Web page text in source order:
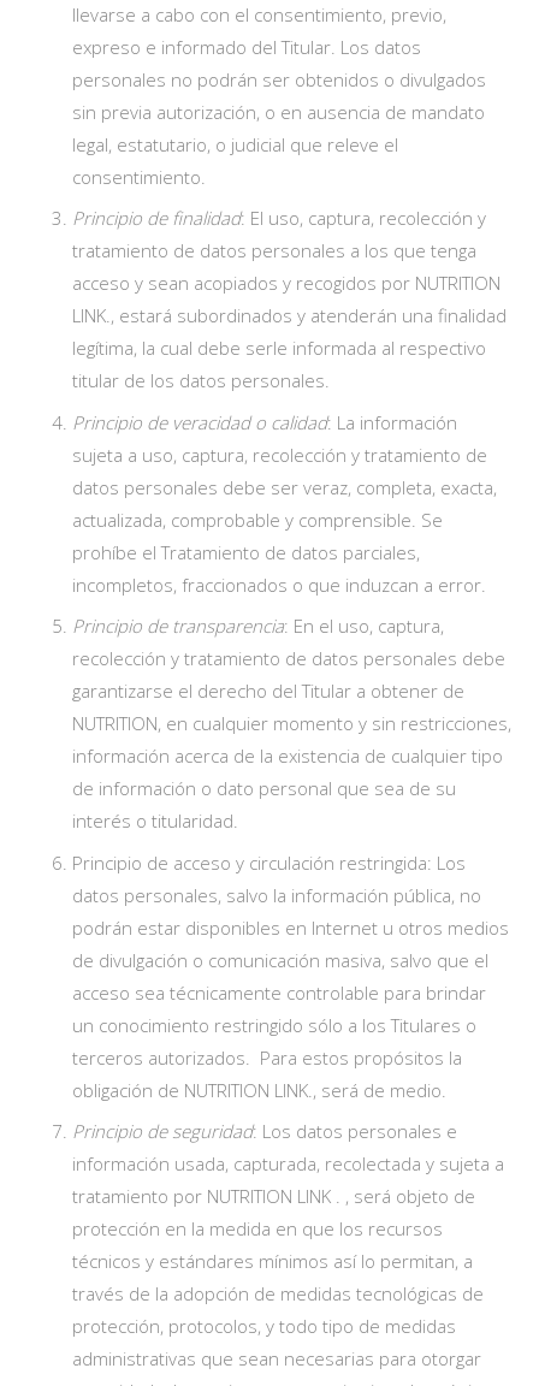
llevarse a cabo con el consentimiento, previo,
expreso e informado del Titular. Los datos
personales no podrán ser obtenidos o divulgados
sin previa autorización, o en ausencia de mandato
legal, estatutario, o judicial que releve el
consentimiento.
Principio de finalidad: El uso, captura, recolección y
tratamiento de datos personales a los que tenga
acceso y sean acopiados y recogidos por NUTRITION
LINK., estará subordinados y atenderán una finalidad
legítima, la cual debe serle informada al respectivo
titular de los datos personales.
Principio de veracidad o calidad: La información
sujeta a uso, captura, recolección y tratamiento de
datos personales debe ser veraz, completa, exacta,
actualizada, comprobable y comprensible. Se
prohíbe el Tratamiento de datos parciales,
incompletos, fraccionados o que induzcan a error.
Principio de transparencia: En el uso, captura,
recolección y tratamiento de datos personales debe
garantizarse el derecho del Titular a obtener de
NUTRITION, en cualquier momento y sin restricciones,
información acerca de la existencia de cualquier tipo
de información o dato personal que sea de su
interés o titularidad.
Principio de acceso y circulación restringida: Los
datos personales, salvo la información pública, no
podrán estar disponibles en Internet u otros medios
de divulgación o comunicación masiva, salvo que el
acceso sea técnicamente controlable para brindar
un conocimiento restringido sólo a los Titulares o
terceros autorizados. Para estos propósitos la
obligación de NUTRITION LINK., será de medio.
Principio de seguridad: Los datos personales e
información usada, capturada, recolectada y sujeta a
tratamiento por NUTRITION LINK . , será objeto de
protección en la medida en que los recursos
técnicos y estándares mínimos así lo permitan, a
través de la adopción de medidas tecnológicas de
protección, protocolos, y todo tipo de medidas
administrativas que sean necesarias para otorgar